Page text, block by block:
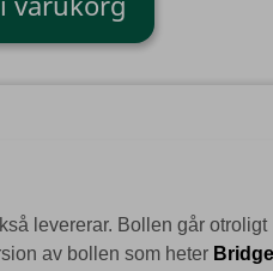
levererar. Bollen går
av bollen som heter